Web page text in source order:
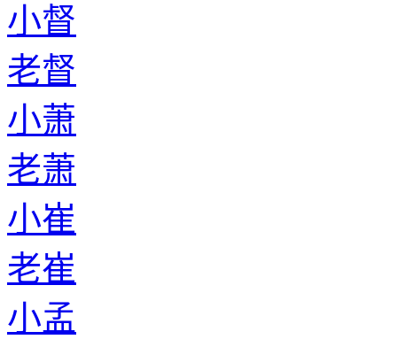
小督
老督
小萧
老萧
小崔
老崔
小孟